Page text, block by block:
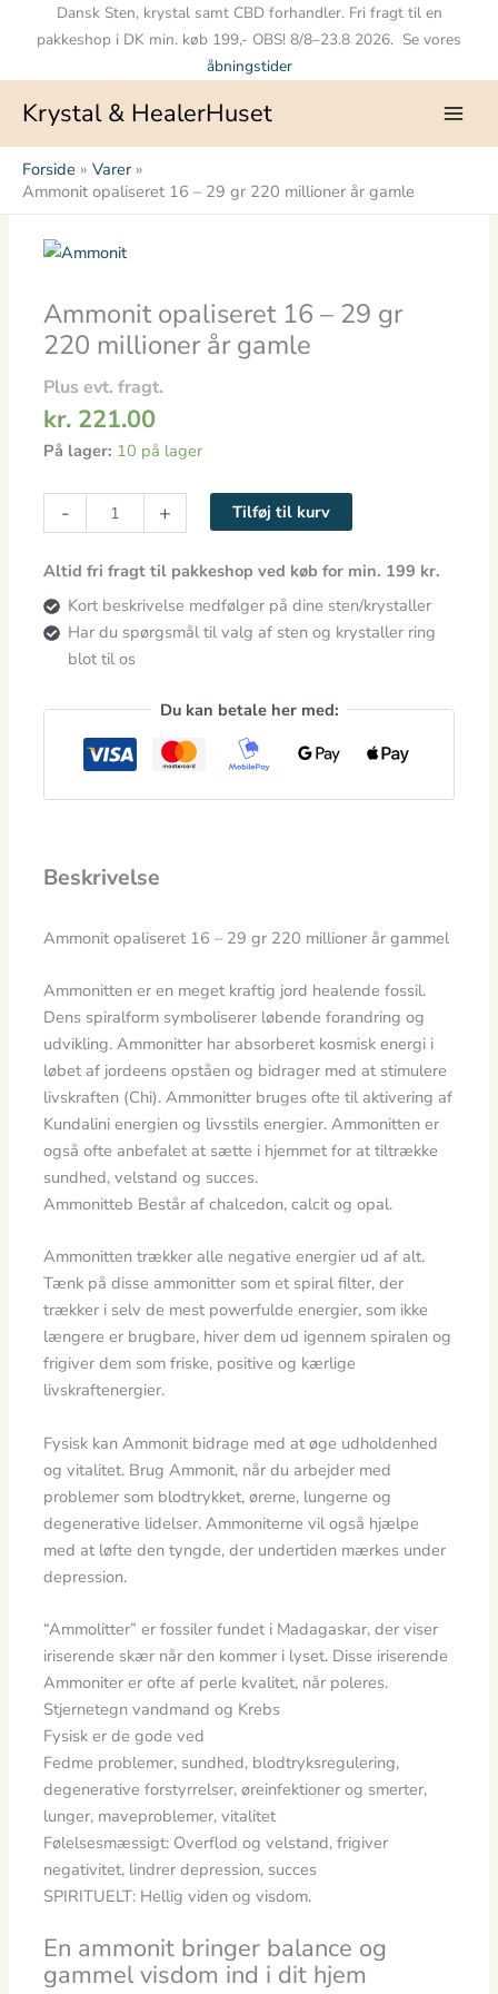
Dansk Sten, krystal samt CBD forhandler. Fri fragt til en
pakkeshop i DK min. køb 199,- OBS! 8/8–23.8 2026. Se vores
åbningstider
Krystal & HealerHuset
Forside
Varer
Ammonit opaliseret 16 – 29 gr 220 millioner år gamle
Ammonit opaliseret 16 – 29 gr
220 millioner år gamle
Plus evt. fragt.
kr. 221.00
På lager: 10 på lager
-
Ammonit
16
-
29
gr
220
millioner
gamle
antal
+ Tilføj til kurv
Altid fri fragt til pakkeshop ved køb for min. 199 kr.
Kort beskrivelse medfølger på dine sten/krystaller
Har du spørgsmål til valg af sten og krystaller ring
blot til os
Du kan betale her med:
Beskrivelse
Ammonit opaliseret 16 – 29 gr 220 millioner år gammel
Ammonitten er en meget kraftig jord healende fossil.
Dens spiralform symboliserer løbende forandring og
udvikling. Ammonitter har absorberet kosmisk energi i
løbet af jordeens opståen og bidrager med at stimulere
livskraften (Chi). Ammonitter bruges ofte til aktivering af
Kundalini energien og livsstils energier. Ammonitten er
også ofte anbefalet at sætte i hjemmet for at tiltrække
sundhed, velstand og succes.
Ammonitteb Består af chalcedon, calcit og opal.
Ammonitten trækker alle negative energier ud af alt.
Tænk på disse ammonitter som et spiral filter, der
trækker i selv de mest powerfulde energier, som ikke
længere er brugbare, hiver dem ud igennem spiralen og
frigiver dem som friske, positive og kærlige
livskraftenergier.
Fysisk kan Ammonit bidrage med at øge udholdenhed
og vitalitet. Brug Ammonit, når du arbejder med
problemer som blodtrykket, ørerne, lungerne og
degenerative lidelser. Ammoniterne vil også hjælpe
med at løfte den tyngde, der undertiden mærkes under
depression.
“Ammolitter” er fossiler fundet i Madagaskar, der viser
iriserende skær når den kommer i lyset. Disse iriserende
Ammoniter er ofte af perle kvalitet, når poleres.
Stjernetegn vandmand og Krebs
Fysisk er de gode ved
Fedme problemer, sundhed, blodtryksregulering,
degenerative forstyrrelser, øreinfektioner og smerter,
lunger, maveproblemer, vitalitet
Følelsesmæssigt: Overflod og velstand, frigiver
negativitet, lindrer depression, succes
SPIRITUELT: Hellig viden og visdom.
En ammonit bringer balance og
gammel visdom ind i dit hjem